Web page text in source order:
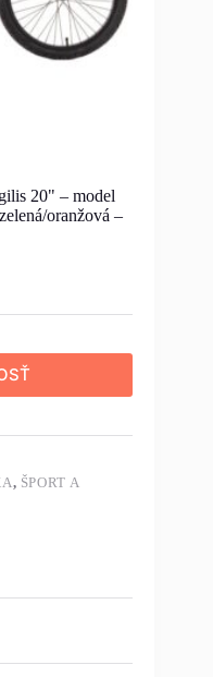
20" – model
oranžová –
, ŠPORT A